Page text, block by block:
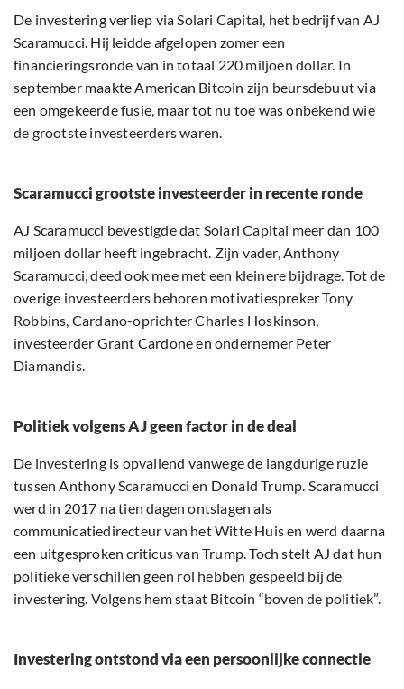
De investering verliep via Solari Capital, het bedrijf van AJ
Scaramucci. Hij leidde afgelopen zomer een
financieringsronde van in totaal 220 miljoen dollar. In
september maakte American Bitcoin zijn beursdebuut via
een omgekeerde fusie, maar tot nu toe was onbekend wie
de grootste investeerders waren.
Scaramucci grootste investeerder in recente ronde
AJ Scaramucci bevestigde dat Solari Capital meer dan 100
miljoen dollar heeft ingebracht. Zijn vader, Anthony
Scaramucci, deed ook mee met een kleinere bijdrage. Tot de
overige investeerders behoren motivatiespreker Tony
Robbins, Cardano-oprichter Charles Hoskinson,
investeerder Grant Cardone en ondernemer Peter
Diamandis.
Politiek volgens AJ geen factor in de deal
De investering is opvallend vanwege de langdurige ruzie
tussen Anthony Scaramucci en Donald Trump. Scaramucci
werd in 2017 na tien dagen ontslagen als
communicatiedirecteur van het Witte Huis en werd daarna
een uitgesproken criticus van Trump. Toch stelt AJ dat hun
politieke verschillen geen rol hebben gespeeld bij de
investering. Volgens hem staat Bitcoin “boven de politiek”.
Investering ontstond via een persoonlijke connectie